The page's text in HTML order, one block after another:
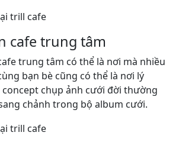
cafe trung tâm
trung tâm có thể là nơi mà nhiều
bạn bè cũng có thể là nơi lý
chụp ảnh cưới đời thường
chảnh trong bộ album cưới.